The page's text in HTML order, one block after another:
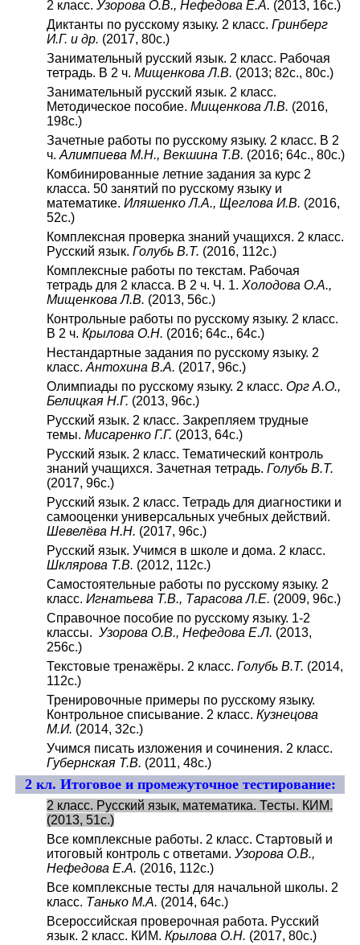
2 класс. Узорова О.В., Нефедова Е.А. (2013, 16с.)
Диктанты по русскому языку. 2 класс. Гринберг
И.Г. и др. (2017, 80с.)
Занимательный русский язык. 2 класс. Рабочая
тетрадь. В 2 ч. Мищенкова Л.В. (2013; 82с., 80с.)
Занимательный русский язык. 2 класс.
Методическое пособие. Мищенкова Л.В. (2016,
198с.)
Зачетные работы по русскому языку. 2 класс. В 2
ч. Алимпиева М.Н., Векшина Т.В. (2016; 64с., 80с.)
Комбинированные летние задания за курс 2
класса. 50 занятий по русскому языку и
математике. Иляшенко Л.А., Щеглова И.В. (2016,
52с.)
Комплексная проверка знаний учащихся. 2 класс.
Русский язык. Голубь В.Т. (2016, 112с.)
Комплексные работы по текстам. Рабочая
тетрадь для 2 класса. В 2 ч. Ч. 1. Холодова О.А.,
Мищенкова Л.В. (2013, 56с.)
Контрольные работы по русскому языку. 2 класс.
В 2 ч. Крылова О.Н. (2016; 64с., 64с.)
Нестандартные задания по русскому языку. 2
класс. Антохина В.А. (2017, 96с.)
Олимпиады по русскому языку. 2 класс. Орг А.О.,
Белицкая Н.Г. (2013, 96с.)
Русский язык. 2 класс. Закрепляем трудные
темы. Мисаренко Г.Г. (2013, 64с.)
Русский язык. 2 класс. Тематический контроль
знаний учащихся. Зачетная тетрадь. Голубь В.Т.
(2017, 96с.)
Русский язык. 2 класс. Тетрадь для диагностики и
самооценки универсальных учебных действий.
Шевелёва Н.Н. (2017, 96с.)
Русский язык. Учимся в школе и дома. 2 класс.
Шклярова Т.В. (2012, 112с.)
Самостоятельные работы по русскому языку. 2
класс. Игнатьева Т.В., Тарасова Л.Е. (2009, 96с.)
Справочное пособие по русскому языку. 1-2
классы. Узорова О.В., Нефедова Е.Л. (2013,
256с.)
Текстовые тренажёры. 2 класс. Голубь В.Т. (2014,
112с.)
Тренировочные примеры по русскому языку.
Контрольное списывание. 2 класс. Кузнецова
М.И. (2014, 32с.)
Учимся писать изложения и сочинения. 2 класс.
Губернская Т.В. (2011, 48с.)
2 кл. Итоговое и промежуточное тестирование:
2 класс. Русский язык, математика. Тесты. КИМ.
(2013, 51с.)
Все комплексные работы. 2 класс. Стартовый и
итоговый контроль с ответами. Узорова О.В.,
Нефедова Е.А. (2016, 112с.)
Все комплексные тесты для начальной школы. 2
класс. Танько М.А. (2014, 64с.)
Всероссийская проверочная работа. Русский
язык. 2 класс. КИМ. Крылова О.Н. (2017, 80с.)